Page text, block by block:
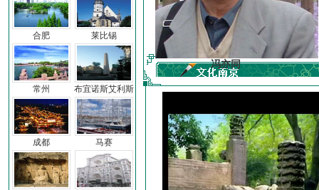
合肥
常州
成都
莱比锡
布宜诺斯艾利斯
马赛
前子 冯亦同